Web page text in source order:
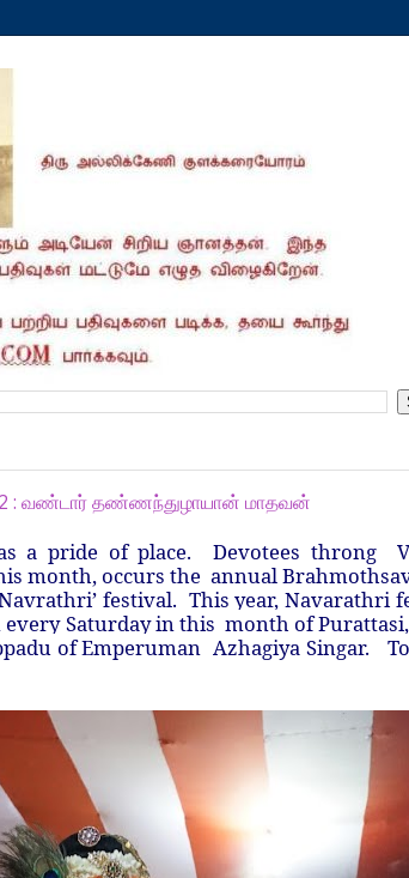
: வண்டார் தண்ணந்துழாயான் மாதவன்
a pride of place. Devotees throng
month, occurs the annual
festival. This year, Navarathri
every Saturday in this month of
of Emperuman Azhagiya Singar.